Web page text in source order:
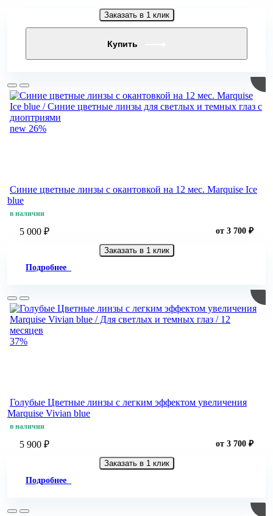
Заказать в 1 клик
new 26%
Синие цветные линзы c окантовкой на 12 мес. Marquise Ice
blue
в наличии
5 000 ₽ от 3 700 ₽
Заказать в 1 клик
Подробнее
37%
Голубые Цветные линзы с легким эффектом увеличения
Marquise Vivian blue
в наличии
5 900 ₽ от 3 700 ₽
Заказать в 1 клик
Подробнее